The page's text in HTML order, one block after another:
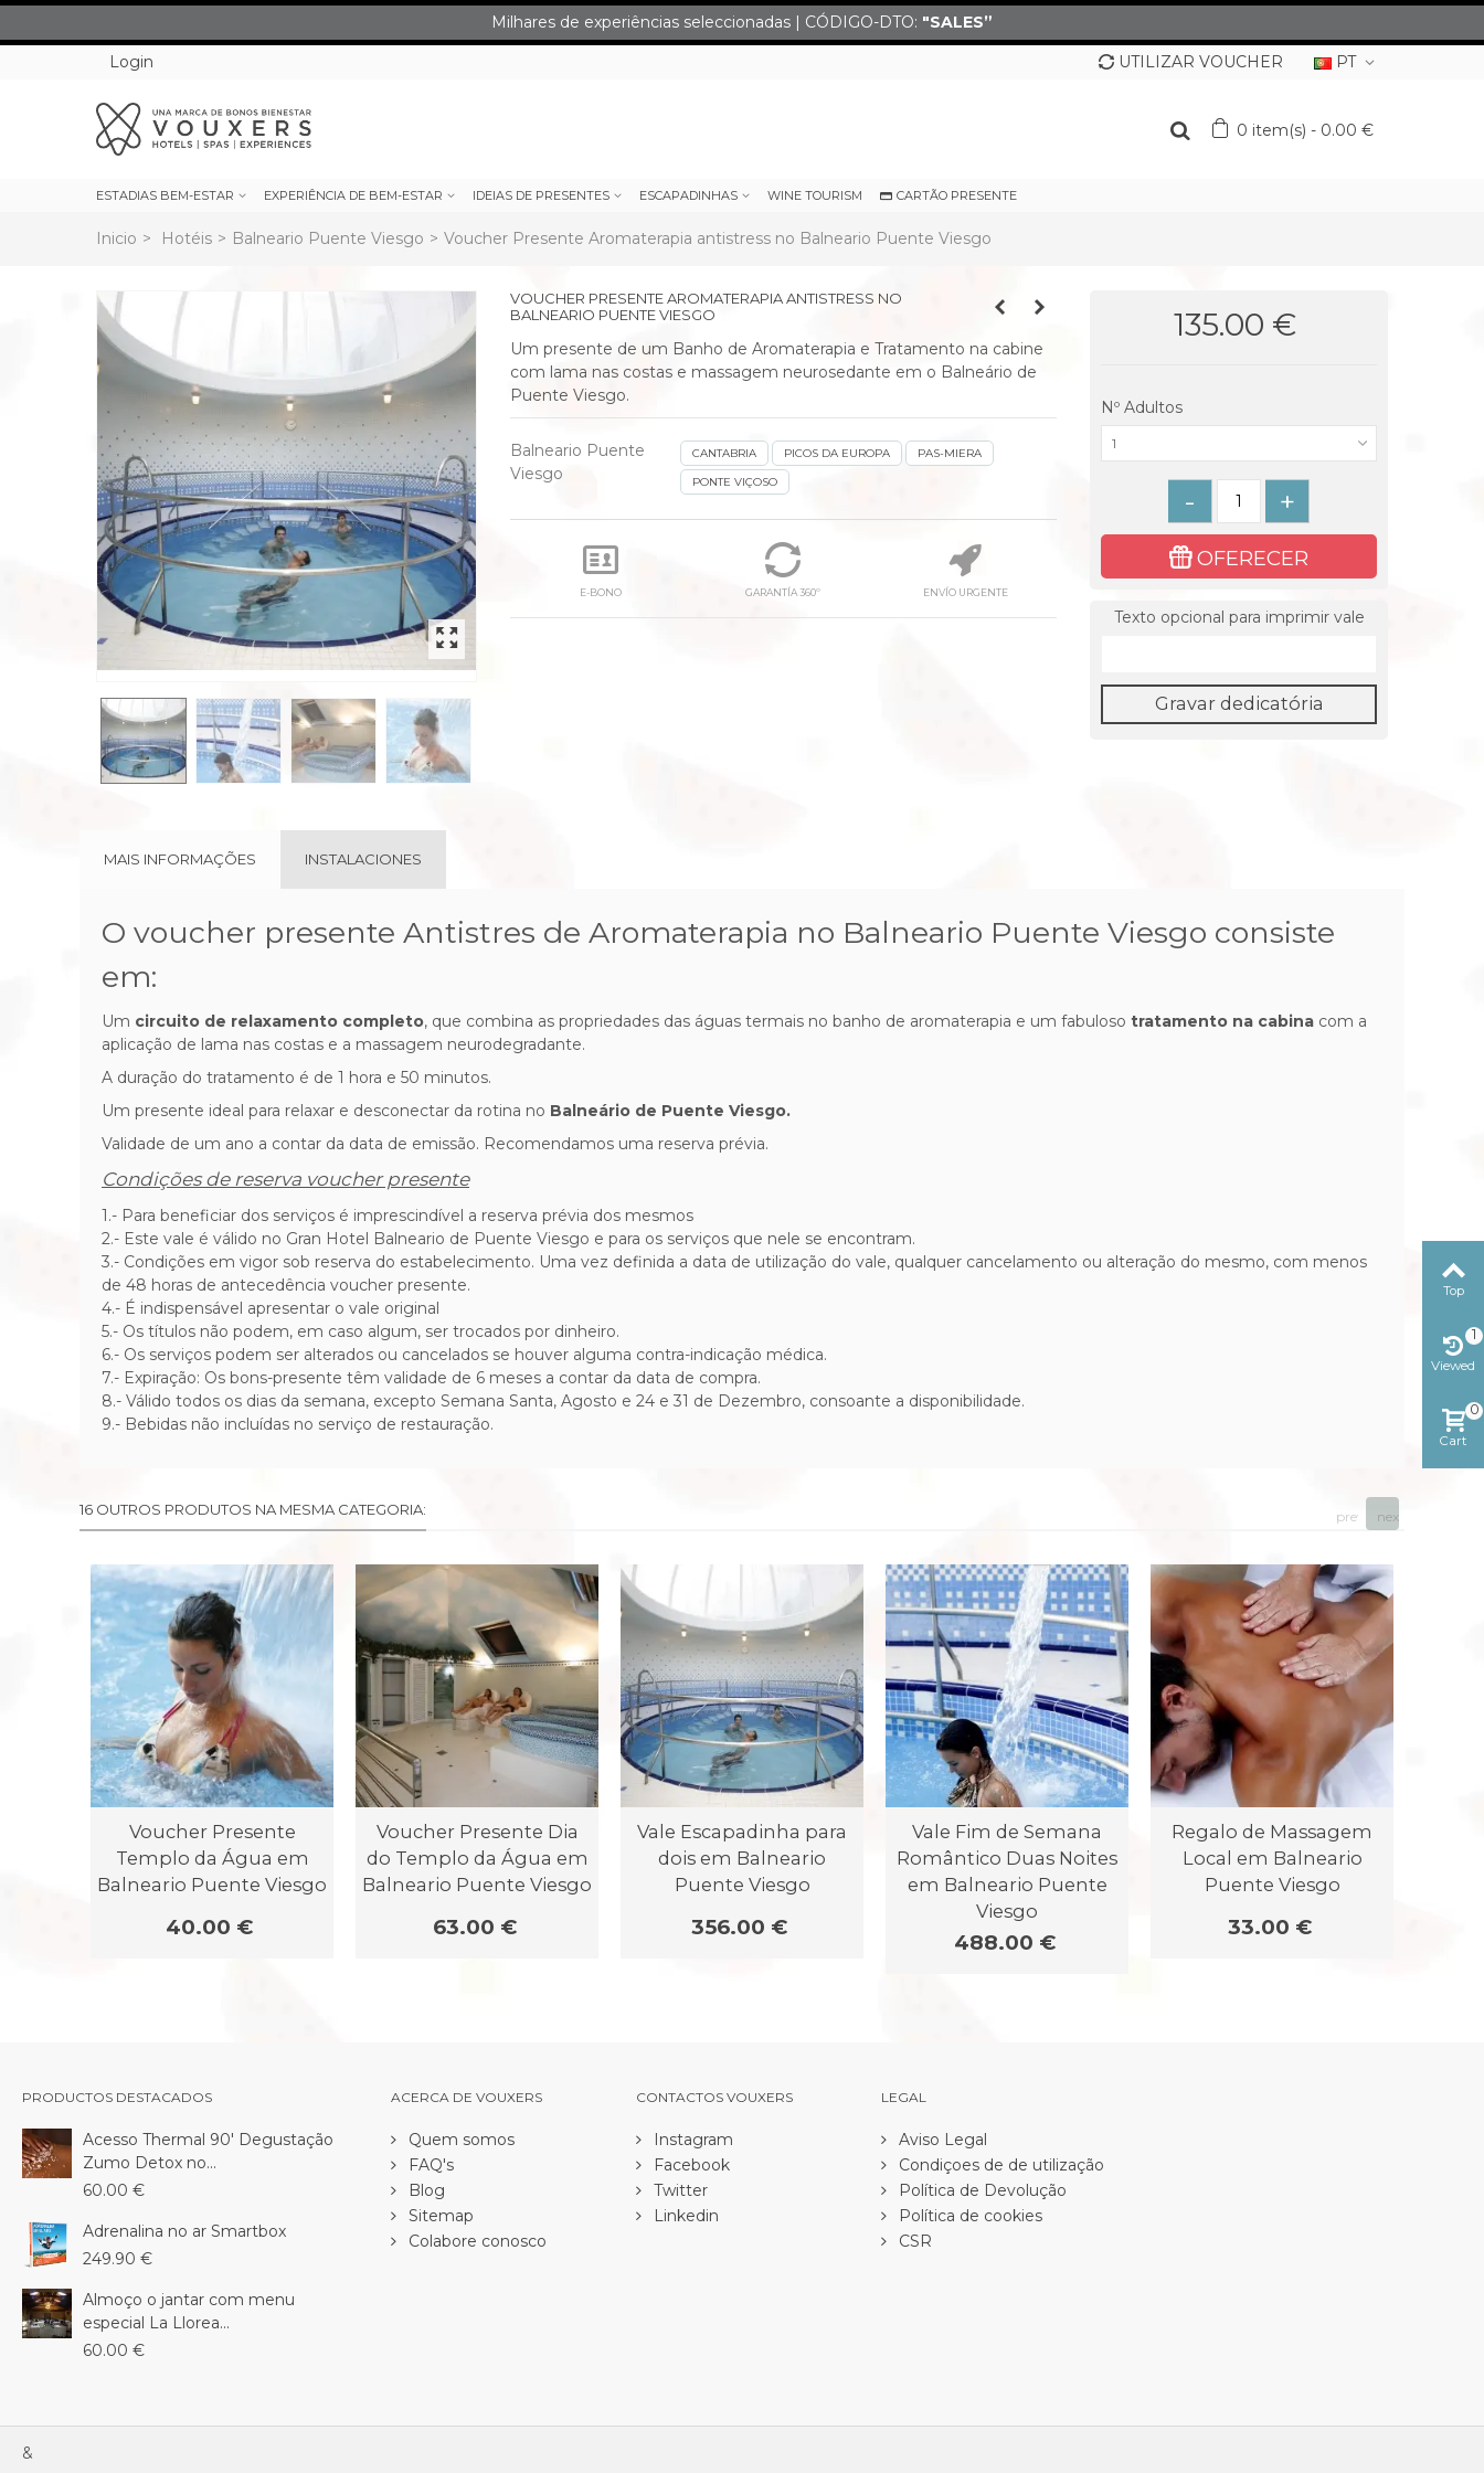
Milhares de experiências seleccionadas | CÓDIGO-DTO: "SALES”
Login
PT
UTILIZAR VOUCHER
0 item(s) - 0.00 €
ESTADIAS BEM-ESTAR EXPERIÊNCIA DE BEM-ESTAR IDEIAS DE PRESENTES ESCAPADINHAS WINE TOURISM CARTÃO PRESENTE
Inicio > Hotéis > Balneario Puente Viesgo > Voucher Presente Aromaterapia antistress no Balneario Puente Viesgo
next
VOUCHER PRESENTE AROMATERAPIA ANTISTRESS NO
BALNEARIO PUENTE VIESGO
Um presente de um Banho de Aromaterapia e Tratamento na cabine
com lama nas costas e massagem neurosedante em o Balneário de
Puente Viesgo.
Balneario Puente
Viesgo
CANTABRIA PICOS DA EUROPA
PAS-MIERA
PONTE VIÇOSO
E-BONO GARANTÍA 360º ENVÍO URGENTE
135.00 €
Nº Adultos
1
- +
OFERECER
Texto opcional para imprimir vale
Gravar dedicatória
MAIS INFORMAÇÕES INSTALACIONES
O voucher presente Antistres de Aromaterapia no Balneario Puente Viesgo consiste
em:
Um circuito de relaxamento completo, que combina as propriedades das águas termais no banho de aromaterapia e um fabuloso tratamento na cabina com a
aplicação de lama nas costas e a massagem neurodegradante.
A duração do tratamento é de 1 hora e 50 minutos.
Um presente ideal para relaxar e desconectar da rotina no Balneário de Puente Viesgo.
Validade de um ano a contar da data de emissão. Recomendamos uma reserva prévia.
Condições de reserva voucher presente
1.- Para beneficiar dos serviços é imprescindível a reserva prévia dos mesmos
2.- Este vale é válido no Gran Hotel Balneario de Puente Viesgo e para os serviços que nele se encontram.
3.- Condições em vigor sob reserva do estabelecimento. Uma vez definida a data de utilização do vale, qualquer cancelamento ou alteração do mesmo, com menos
de 48 horas de antecedência voucher presente.
4.- É indispensável apresentar o vale original
5.- Os títulos não podem, em caso algum, ser trocados por dinheiro.
6.- Os serviços podem ser alterados ou cancelados se houver alguma contra-indicação médica.
7.- Expiração: Os bons-presente têm validade de 6 meses a contar da data de compra.
8.- Válido todos os dias da semana, excepto Semana Santa, Agosto e 24 e 31 de Dezembro, consoante a disponibilidade.
9.- Bebidas não incluídas no serviço de restauração.
16 OUTROS PRODUTOS NA MESMA CATEGORIA:
Voucher Presente
Templo da Água em
Balneario Puente Viesgo
40.00 €
Voucher Presente Dia
do Templo da Água em
Balneario Puente Viesgo
63.00 €
Vale Escapadinha para
dois em Balneario
Puente Viesgo
356.00 €
Vale Fim de Semana
Romântico Duas Noites
em Balneario Puente
Viesgo
488.00 €
Regalo de Massagem
Local em Balneario
Puente Viesgo
33.00 €
prev next
PRODUCTOS DESTACADOS
Acesso Thermal 90' Degustação
Zumo Detox no...
60.00 €
Adrenalina no ar Smartbox
249.90 €
Almoço o jantar com menu
especial La Llorea...
60.00 €
ACERCA DE VOUXERS
Quem somos
FAQ's
Blog
Sitemap
Colabore conosco
CONTACTOS VOUXERS
Instagram
Facebook
Twitter
Linkedin
LEGAL
Aviso Legal
Condiçoes de de utilização
Política de Devolução
Política de cookies
CSR
&
Top
Viewed
1
Cart
0